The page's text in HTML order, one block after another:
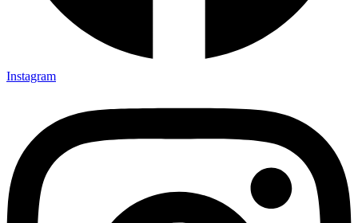
Instagram